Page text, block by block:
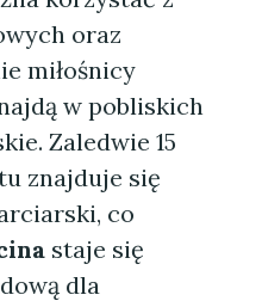
oraz
miłośnicy
w pobliskich
Zaledwie 15
znajduje się
co
staje się
dla